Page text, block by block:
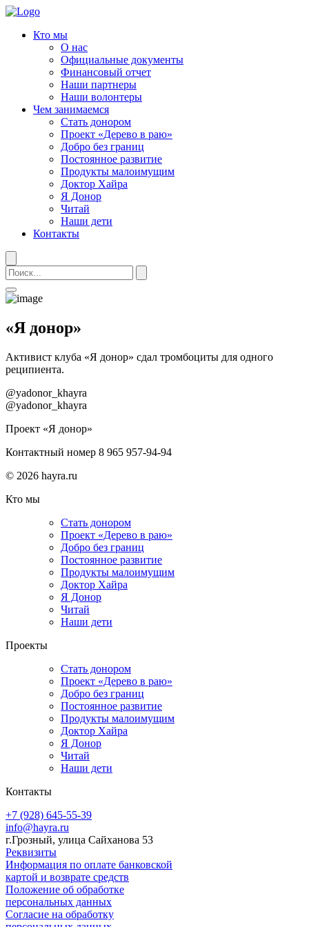
Кто мы
О нас
Официальные документы
Финансовый отчет
Наши партнеры
Наши волонтеры
Чем занимаемся
Стать донором
Проект «Дерево в раю»
Добро без границ
Постоянное развитие
Продукты малоимущим
Доктор Хайра
Я Донор
Читай
Наши дети
Контакты
«Я донор»
Активист клуба «Я донор» сдал тромбоциты для одного
реципиента.
@yadonor_khayra
@yadonor_khayra
Проект «Я донор»
Контактный номер 8 965 957-94-94
© 2026 hayra.ru
Кто мы
Стать донором
Проект «Дерево в раю»
Добро без границ
Постоянное развитие
Продукты малоимущим
Доктор Хайра
Я Донор
Читай
Наши дети
Проекты
Стать донором
Проект «Дерево в раю»
Добро без границ
Постоянное развитие
Продукты малоимущим
Доктор Хайра
Я Донор
Читай
Наши дети
Контакты
+7 (928) 645-55-39
info@hayra.ru
г.Грозный, улица Сайханова 53
Реквизиты
Информация по оплате банковской
картой и возврате средств
Положение об обработке
персональных данных
Согласие на обработку